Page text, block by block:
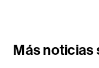
Más noticias